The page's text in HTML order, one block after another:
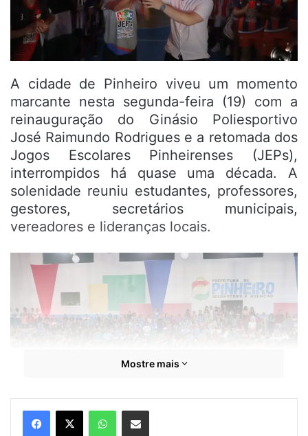
A cidade de Pinheiro viveu um momento
marcante nesta segunda-feira (19) com a
reinauguração do Ginásio Poliesportivo
José Raimundo Rodrigues e a retomada dos
Jogos Escolares Pinheirenses (JEPs),
interrompidos há quase uma década. A
solenidade reuniu estudantes, professores,
gestores, secretários municipais,
vereadores e lideranças locais.
Mostre mais